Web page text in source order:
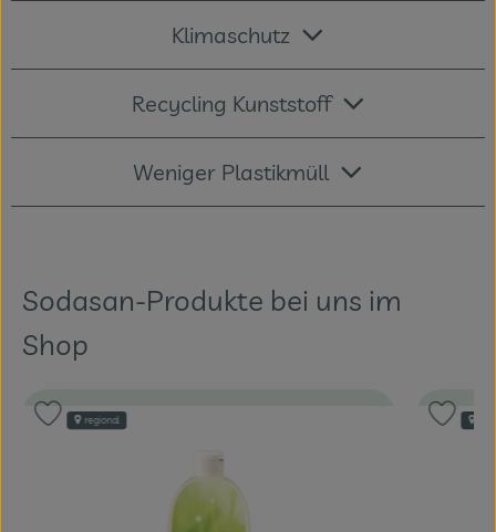
Klimaschutz
Recycling Kunststoff
Weniger Plastikmüll
Sodasan-Produkte bei uns im
Shop
, Verband:
regional
Produkt zu Favouriten hinzufügen